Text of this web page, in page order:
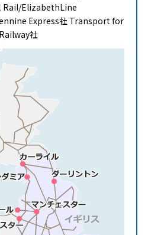
ElizabethLine
Express社 Transport for
社